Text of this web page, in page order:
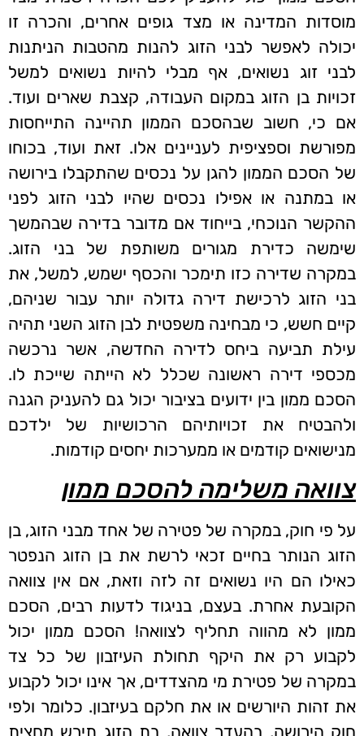
מוסדות המדינה או מצד גופים אחרים, והכרה זו
יכולה לאפשר לבני הזוג להנות מהטבות הניתנות
לבני זוג נשואים, אף מבלי להיות נשואים למשל
זכויות בן הזוג במקום העבודה, קצבת שארים ועוד.
אם כי, חשוב שבהסכם הממון תהיינה התייחסות
מפורשת וספציפית לעניינים אלו. זאת ועוד, בכוחו
של הסכם הממון להגן על נכסים שהתקבלו בירושה
או במתנה או אפילו נכסים שהיו לבני הזוג לפני
ההקשר הנוכחי, בייחוד אם מדובר בדירה שבהמשך
שימשה כדירת מגורים משותפת של בני הזוג.
במקרה שדירה כזו תימכר והכסף ישמש, למשל, את
בני הזוג לרכישת דירה גדולה יותר עבור שניהם,
קיים חשש, כי מבחינה משפטית לבן הזוג השני תהיה
עילת תביעה ביחס לדירה החדשה, אשר נרכשה
מכספי דירה ראשונה שכלל לא הייתה שייכת לו.
הסכם ממון בין ידועים בציבור יכול גם להעניק הגנה
ולהבטיח את זכויותיהם הרכושיות של ילדכם
מנישואים קודמים או ממערכות יחסים קודמות.
צוואה משלימה להסכם ממון
על פי חוק, במקרה של פטירה של אחד מבני הזוג, בן
הזוג הנותר בחיים זכאי לרשת את בן הזוג הנפטר
כאילו הם היו נשואים זה לזה וזאת, אם אין צוואה
הקובעת אחרת. בעצם, בניגוד לדעות רבים, הסכם
ממון לא מהווה תחליף לצוואה! הסכם ממון יכול
לקבוע רק את היקף תחולת העיזבון של כל צד
במקרה של פטירת מי מהצדדים, אך אינו יכול לקבוע
את זהות היורשים או את חלקם בעיזבון. כלומר ולפי
חוק הירושה, בהעדר צוואה, בת הזוג תירש מחצית